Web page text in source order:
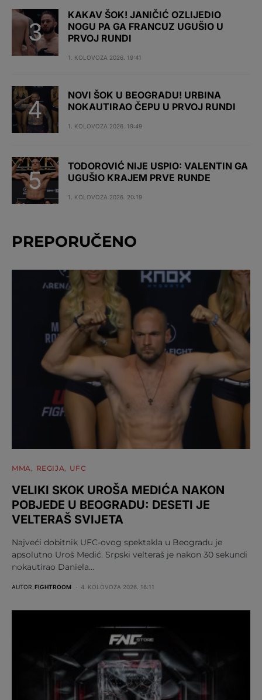
KAKAV ŠOK! JANIČIĆ OZLIJEDIO
NOGU PA GA FRANCUZ UGUŠIO U
PRVOJ RUNDI
1. KOLOVOZA 2026. 19:41
NOVI ŠOK U BEOGRADU! URBINA
NOKAUTIRAO ČEPU U PRVOJ RUNDI
1. KOLOVOZA 2026. 19:49
TODOROVIĆ NIJE USPIO: VALENTIN GA
UGUŠIO KRAJEM PRVE RUNDE
1. KOLOVOZA 2026. 20:19
PREPORUČENO
MMA REGIJA UFC
VELIKI SKOK UROŠA MEDIĆA NAKON
POBJEDE U BEOGRADU: DESETI JE
VELTERAŠ SVIJETA
Najveći dobitnik UFC-ovog spektakla u Beogradu je
apsolutno Uroš Medić. Srpski velteraš je nakon 30 sekundi
nokautirao Daniela…
AUTOR FIGHTROOM 4. KOLOVOZA 2026. 16:11